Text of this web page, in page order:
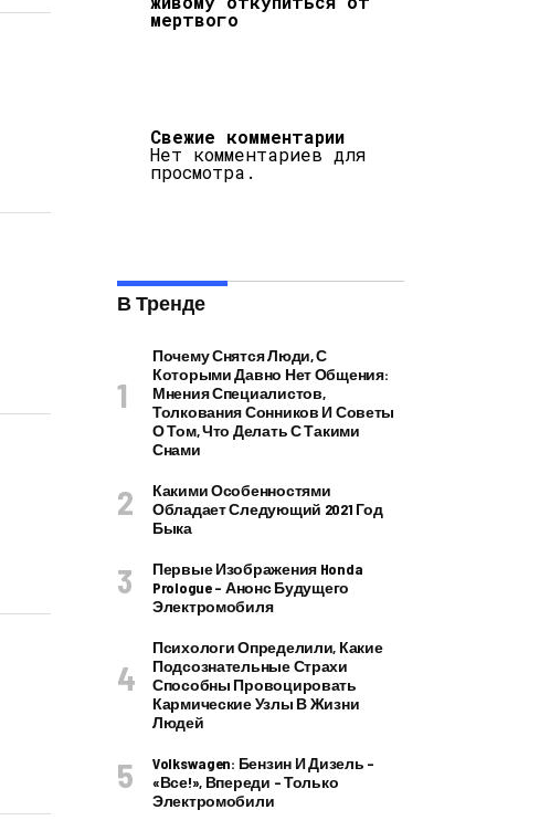
мертвого
Свежие комментарии
Нет комментариев для
просмотра.
В Тренде
Почему Снятся Люди, С
Которыми Давно Нет Общения:
Мнения Специалистов,
Толкования Сонников И Советы
О Том, Что Делать С Такими
Снами
Какими Особенностями
Обладает Следующий 2021 Год
Быка
Первые Изображения Honda
Prologue – Анонс Будущего
Электромобиля
Психологи Определили, Какие
Подсознательные Страхи
Способны Провоцировать
Кармические Узлы В Жизни
Людей
Volkswagen: Бензин И Дизель –
«все!», Впереди – Только
Электромобили